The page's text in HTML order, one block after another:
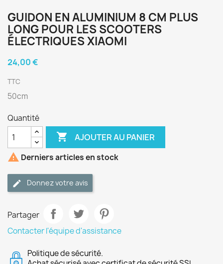
GUIDON EN ALUMINIUM 8 CM PLUS
LONG POUR LES SCOOTERS
ÉLECTRIQUES XIAOMI
24,00 €
TTC
50cm
Quantité
 AJOUTER AU PANIER
 Derniers articles en stock
Donnez votre avis
Partager
Contacter l'équipe d'assistance
Politique de sécurité.